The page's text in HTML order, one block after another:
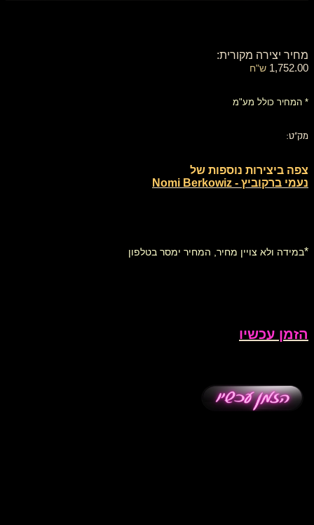
מחיר יצירה מקורית:
1,752.00 ש"ח
* המחיר כולל מע"מ
מק"ט:
צפה ביצירות נוספות של
נעמי ברקוביץ - Nomi Berkowiz
*במידה ולא צויין מחיר, המחיר ימסר בטלפון
הזמן עכשיו